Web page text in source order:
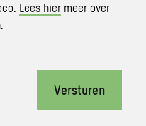
Lees hier meer over
Versturen